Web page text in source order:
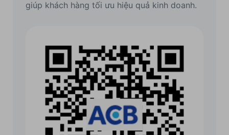
giúp khách hàng tối ưu hiệu quả kinh doanh.